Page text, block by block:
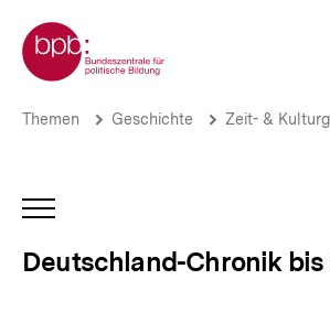
zum
Seiteninhalt
springen
Zur Startseite der bpb
13.
1959
Deutschland-
Chronik
Brotkrümelnavigation
Pfadnavigation
Themen Geschichte Zeit- &
INHALTSNAVIGATION
Deutschland-Chronik bis